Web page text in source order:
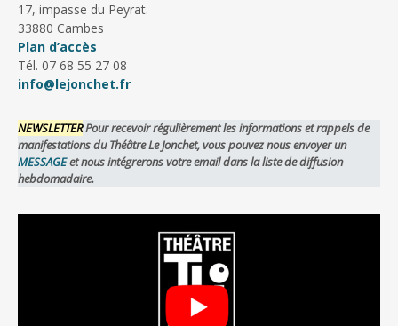
17, impasse du Peyrat.
33880 Cambes
Plan d’accès
Tél. 07 68 55 27 08
info@lejonchet.fr
NEWSLETTERPour recevoir régulièrement les informations et rappels de
manifestations du Théâtre Le Jonchet, vous pouvez nous envoyer un
MESSAGEet nous intégrerons votre email dans la liste de diffusion
hebdomadaire.